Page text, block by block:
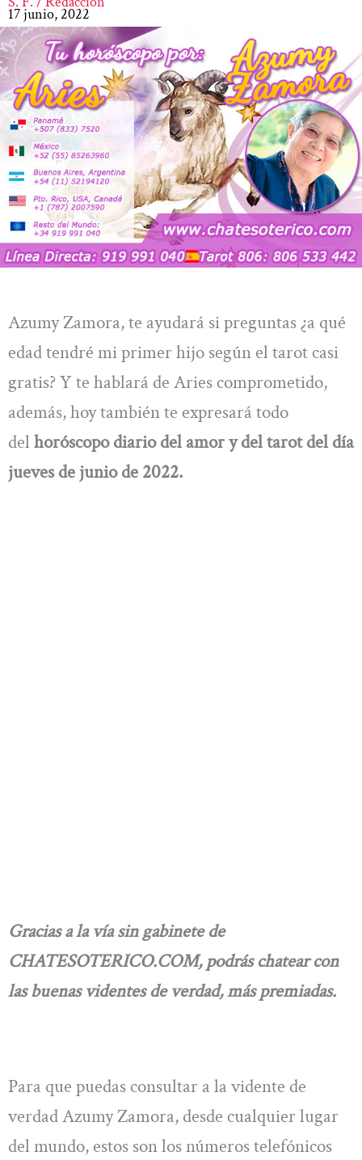
17 junio, 2022
Azumy Zamora, te ayudará si preguntas ¿a qué
edad tendré mi primer hijo según el tarot casi
gratis? Y te hablará de Aries comprometido,
además, hoy también te expresará todo
del horóscopo diario del amor y del tarot del día
jueves de junio de 2022.
Gracias a la vía sin gabinete de
CHATESOTERICO.COM, podrás chatear con
las buenas videntes de verdad, más premiadas.
Para que puedas consultar a la vidente de
verdad Azumy Zamora, desde cualquier lugar
del mundo, estos son los números telefónicos